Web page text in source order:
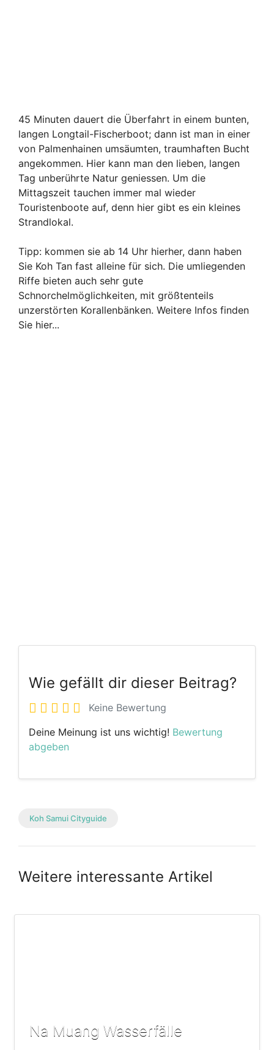
45 Minuten dauert die Überfahrt in einem bunten,
langen Longtail-Fischerboot; dann ist man in einer
von Palmenhainen umsäumten, traumhaften Bucht
angekommen. Hier kann man den lieben, langen
Tag unberührte Natur geniessen. Um die
Mittagszeit tauchen immer mal wieder
Touristenboote auf, denn hier gibt es ein kleines
Strandlokal.
Tipp: kommen sie ab 14 Uhr hierher, dann haben
Sie Koh Tan fast alleine für sich. Die umliegenden
Riffe bieten auch sehr gute
Schnorchelmöglichkeiten, mit größtenteils
unzerstörten Korallenbänken. Weitere Infos finden
Sie hier...
Wie gefällt dir dieser Beitrag?
Keine Bewertung
Deine Meinung ist uns wichtig! Bewertung
abgeben
Koh Samui Cityguide
Weitere interessante Artikel
Na Muang Wasserfälle